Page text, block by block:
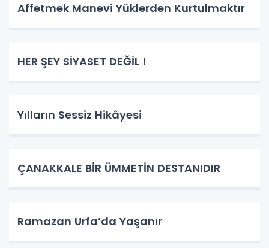
Affetmek Manevi Yüklerden Kurtulmaktır
HER ŞEY SİYASET DEĞİL !
Yılların Sessiz Hikâyesi
ÇANAKKALE BİR ÜMMETİN DESTANIDIR
Ramazan Urfa’da Yaşanır